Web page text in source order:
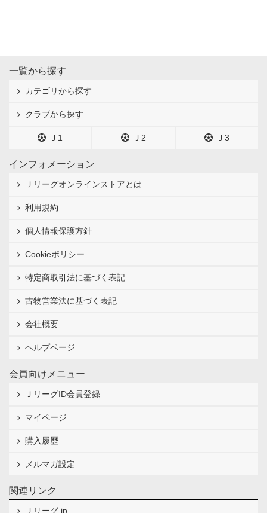
一覧から探す
カテゴリから探す
クラブから探す
Ｊ1 Ｊ2 Ｊ3
インフォメーション
Ｊリーグオンラインストアとは
利用規約
個人情報保護方針
Cookieポリシー
特定商取引法に基づく表記
古物営業法に基づく表記
会社概要
ヘルプページ
会員向けメニュー
ＪリーグID会員登録
マイページ
購入履歴
メルマガ設定
関連リンク
Ｊリーグ.jp